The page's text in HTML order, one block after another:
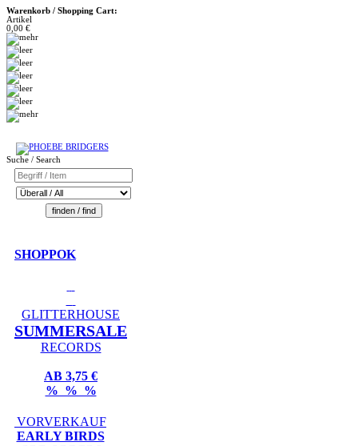
Warenkorb / Shopping Cart:
Artikel
0,00 €
Suche / Search
SHOPPOK
GLITTERHOUSE
SUMMERSALE
RECORDS
AB 3,75 €
% % %
VORVERKAUF
EARLY BIRDS